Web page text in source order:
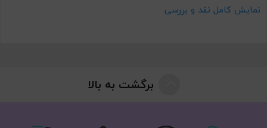
ذکر کنید که متناسب با جسه پرنده شما محصول ارسال
نمایش کامل نقد و بررسی
برگشت به بالا